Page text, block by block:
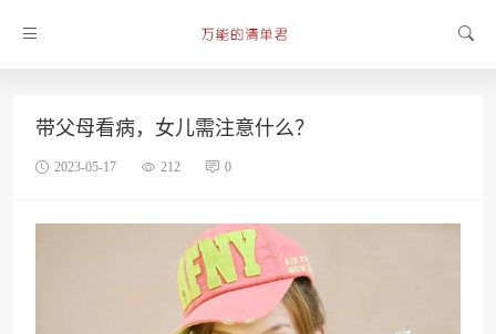
带父母看病，女儿需注意什么？
2023-05-17 212 0